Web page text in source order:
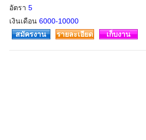
อัตรา 5
เงินเดือน 6000-10000
สมัครงาน รายละเอียด เก็บงาน